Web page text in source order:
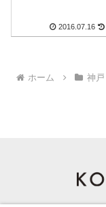
2016.07.16
ホーム 神戸